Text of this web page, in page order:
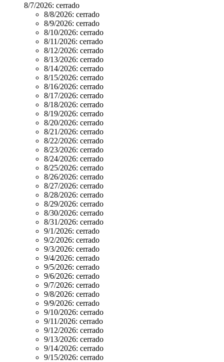
8/7/2026: cerrado
8/8/2026: cerrado
8/9/2026: cerrado
8/10/2026: cerrado
8/11/2026: cerrado
8/12/2026: cerrado
8/13/2026: cerrado
8/14/2026: cerrado
8/15/2026: cerrado
8/16/2026: cerrado
8/17/2026: cerrado
8/18/2026: cerrado
8/19/2026: cerrado
8/20/2026: cerrado
8/21/2026: cerrado
8/22/2026: cerrado
8/23/2026: cerrado
8/24/2026: cerrado
8/25/2026: cerrado
8/26/2026: cerrado
8/27/2026: cerrado
8/28/2026: cerrado
8/29/2026: cerrado
8/30/2026: cerrado
8/31/2026: cerrado
9/1/2026: cerrado
9/2/2026: cerrado
9/3/2026: cerrado
9/4/2026: cerrado
9/5/2026: cerrado
9/6/2026: cerrado
9/7/2026: cerrado
9/8/2026: cerrado
9/9/2026: cerrado
9/10/2026: cerrado
9/11/2026: cerrado
9/12/2026: cerrado
9/13/2026: cerrado
9/14/2026: cerrado
9/15/2026: cerrado